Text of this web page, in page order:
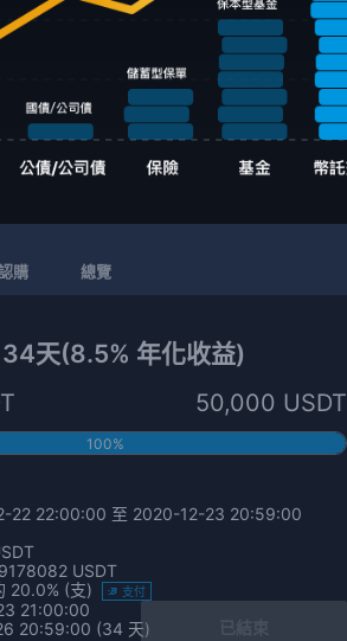
購 總覽
天(8.5% 年化收益)
50,000 USDT
100%
22 22:00:00 至 2020-12-23 20:59:00
USDT
20.0% (支)
支付
21:00:00
20:59:00 (34 天)